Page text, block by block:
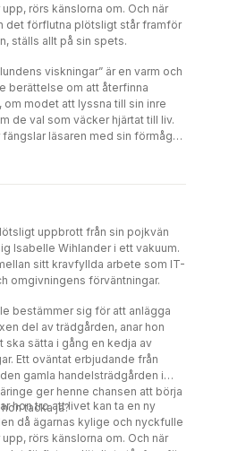
rörs känslorna om. Och när
det förflutna plötsligt står framför
ställs allt på sin spets.
viskningar” är en varm och
berättelse om att återfinna
om modet att lyssna till sin inre
de val som väcker hjärtat till liv.
fängslar läsaren med sin förmåga
formar våra val i livet.
uppbrott från sin pojkvän
Isabelle Wihlander i ett vakuum.
sitt kravfyllda arbete som IT-
omgivningens förväntningar.
bestämmer sig för att anlägga
del av trädgården, anar hon
ska sätta i gång en kedja av
Ett oväntat erbjudande från
gamla handelsträdgården i
ger henne chansen att börja
tacka ja?
hon tro att livet kan ta en ny
då ägarnas kylige och nyckfulle
rörs känslorna om. Och när